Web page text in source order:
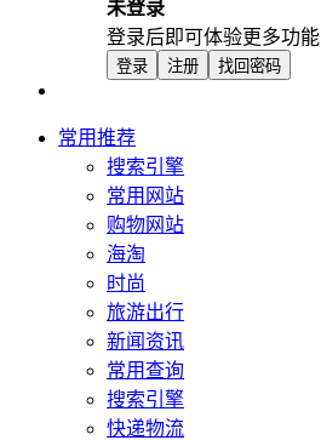
未登录
登录后即可体验更多功能
登录 注册 找回密码
常用推荐
搜索引擎
常用网站
购物网站
海淘
时尚
旅游出行
新闻资讯
常用查询
搜索引擎
快递物流